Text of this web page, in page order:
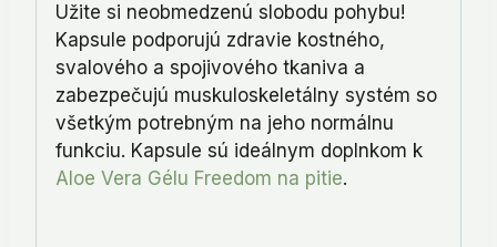
Užite si neobmedzenú slobodu pohybu!
Kapsule podporujú zdravie kostného,
svalového a spojivového tkaniva a
zabezpečujú muskuloskeletálny systém so
všetkým potrebným na jeho normálnu
funkciu. Kapsule sú ideálnym doplnkom k
Aloe Vera Gélu Freedom na pitie.